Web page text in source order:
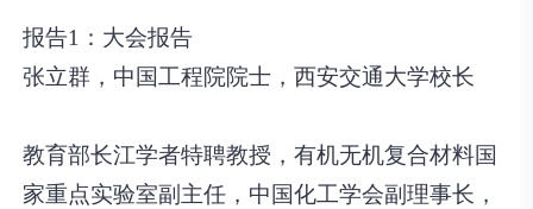
报告1：大会报告
张立群，中国工程院院士，西安交通大学校长
教育部长江学者特聘教授，有机无机复合材料国
家重点实验室副主任，中国化工学会副理事长，